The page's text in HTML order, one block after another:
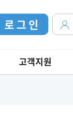
로 그 인
고객지원